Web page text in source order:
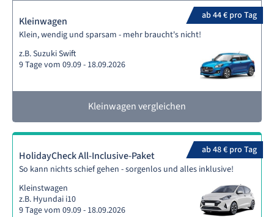
ab 44 € pro Tag
Kleinwagen
Klein, wendig und sparsam - mehr braucht's nicht!
z.B. Suzuki Swift
9 Tage vom 09.09 - 18.09.2026
Kleinwagen vergleichen
ab 48 € pro Tag
HolidayCheck All-Inclusive-Paket
So kann nichts schief gehen - sorgenlos und alles inklusive!
Kleinstwagen
z.B. Hyundai i10
9 Tage vom 09.09 - 18.09.2026